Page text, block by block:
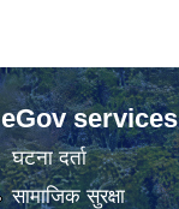
eGov services
घटना दर्ता
सामाजिक सुरक्षा